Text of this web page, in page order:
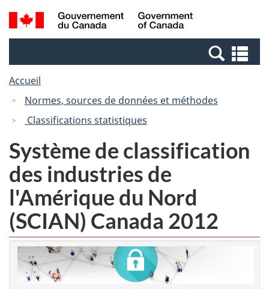
Passer
au
Passer
à
Canada
Recherche
et
et
Accueil
Normes, sources de données et méthodes
Classifications statistiques
Système de classification
des industries de
l'Amérique du Nord
(SCIAN) Canada 2012